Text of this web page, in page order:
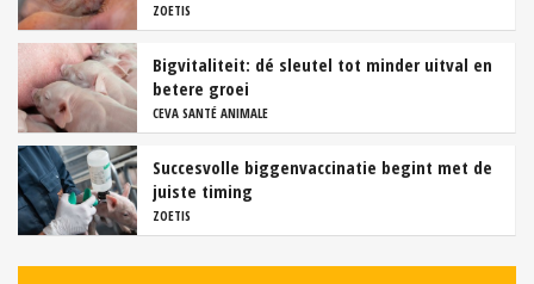
ZOETIS
Bigvitaliteit: dé sleutel tot minder uitval en
betere groei
CEVA SANTÉ ANIMALE
Succesvolle biggenvaccinatie begint met de
juiste timing
ZOETIS